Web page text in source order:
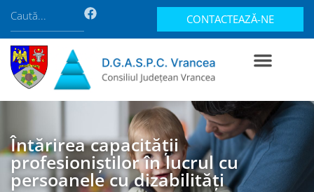
CONTACTEAZĂ-NE
Întărirea capacității
profesioniștilor în lucrul cu
persoanele cu dizabilități